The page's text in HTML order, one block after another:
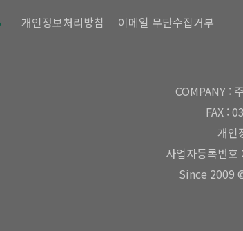
개인정보처리방침 이메일 무단수집거부
COMPANY :
FAX :
개인
사업자등록번
Since 2009